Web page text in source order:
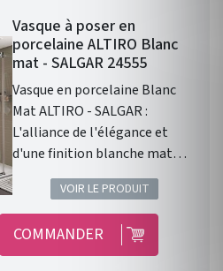
Vasque à poser en
porcelaine ALTIRO Blanc
mat - SALGAR 24555
Vasque en porcelaine Blanc
Mat ALTIRO - SALGAR :
L'alliance de l'élégance et
d'une finition blanche mat
Vasque à poser ALTIRO EN
PORCELAINE BLANCHE MAT D
390 x 140 mm . Une finition en
porcelaine blanche Mat. Sans
trou de perçage pour un
VOIR LE PRODUIT
COMMANDER